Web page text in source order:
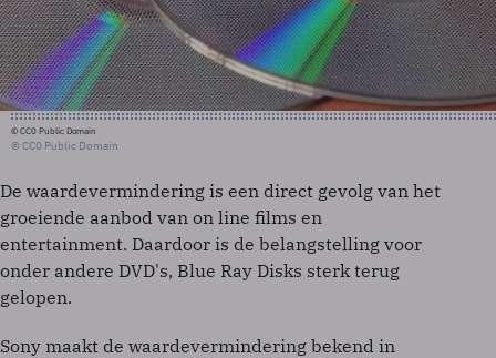
© CC0 Public Domain
© CC0 Public Domain
De waardevermindering is een direct gevolg van het
groeiende aanbod van on line films en
entertainment. Daardoor is de belangstelling voor
onder andere DVD's, Blue Ray Disks sterk terug
gelopen.
Sony maakt de waardevermindering bekend in